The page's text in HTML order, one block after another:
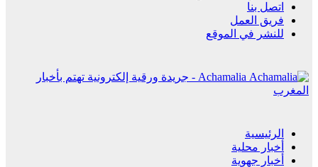
اتصل بنا
فريق العمل
للنشر في الموقع
Achamalia - جريدة ورقية إلكترونية تهتم بأخبار
المغرب
الرئيسية
أخبار محلية
أخبار جهوية